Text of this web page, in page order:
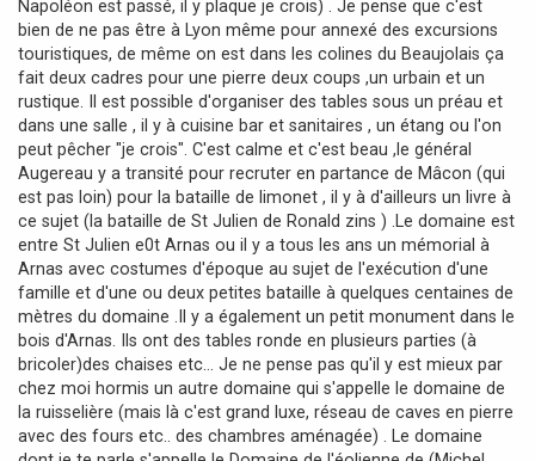
Napoléon est passé, il y plaque je crois) . Je pense que c'est
bien de ne pas être à Lyon même pour annexé des excursions
touristiques, de même on est dans les colines du Beaujolais ça
fait deux cadres pour une pierre deux coups ,un urbain et un
rustique. Il est possible d'organiser des tables sous un préau et
dans une salle , il y à cuisine bar et sanitaires , un étang ou l'on
peut pêcher "je crois". C'est calme et c'est beau ,le général
Augereau y a transité pour recruter en partance de Mâcon (qui
est pas loin) pour la bataille de limonet , il y à d'ailleurs un livre à
ce sujet (la bataille de St Julien de Ronald zins ) .Le domaine est
entre St Julien e0t Arnas ou il y a tous les ans un mémorial à
Arnas avec costumes d'époque au sujet de l'exécution d'une
famille et d'une ou deux petites bataille à quelques centaines de
mètres du domaine .Il y a également un petit monument dans le
bois d'Arnas. Ils ont des tables ronde en plusieurs parties (à
bricoler)des chaises etc... Je ne pense pas qu'il y est mieux par
chez moi hormis un autre domaine qui s'appelle le domaine de
la ruisselière (mais là c'est grand luxe, réseau de caves en pierre
avec des fours etc.. des chambres aménagée) . Le domaine